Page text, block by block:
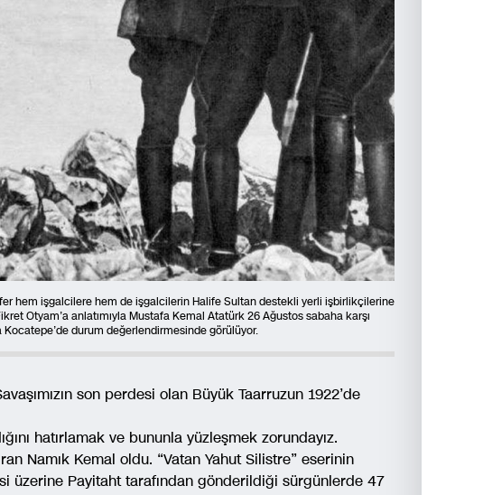
hem işgalcilere hem de işgalcilerin Halife Sultan destekli yerli işbirlikçilerine
Otyam’a anlatımıyla Mustafa Kemal Atatürk 26 Ağustos sabaha karşı
Kocatepe’de durum değerlendirmesinde görülüyor.
son perdesi olan Büyük Taarruzun 1922’de
hatırlamak ve bununla yüzleşmek zorundayız.
Namık Kemal oldu. “Vatan Yahut Silistre” eserinin
üzerine Payitaht tarafından gönderildiği sürgünlerde 47